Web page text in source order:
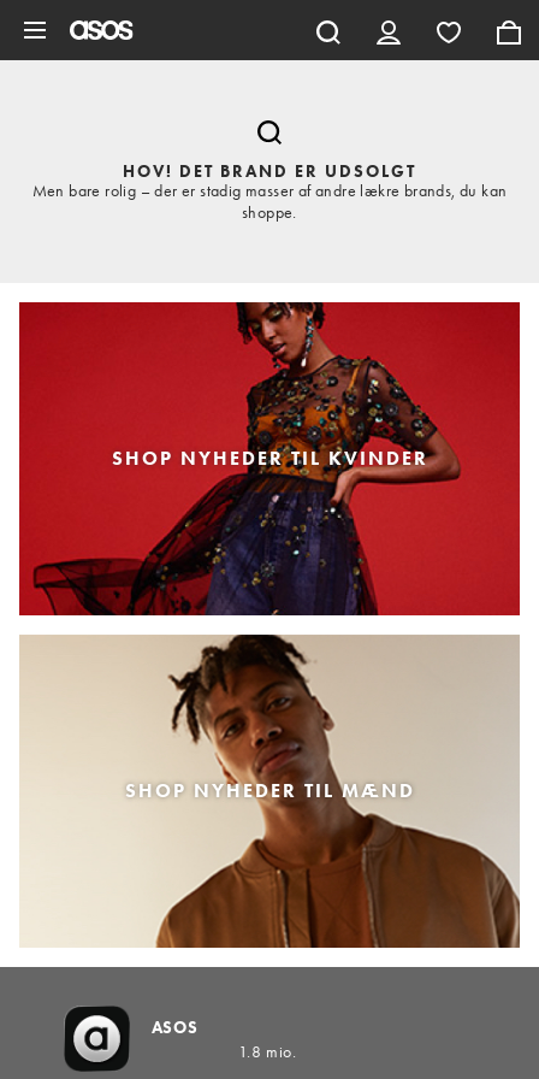
HOV! DET BRAND ER UDSOLGT
Men bare rolig – der er stadig masser af andre lækre brands, du kan
shoppe.
SHOP NYHEDER TIL KVINDER
SHOP NYHEDER TIL MÆND
ASOS
1.8 mio.